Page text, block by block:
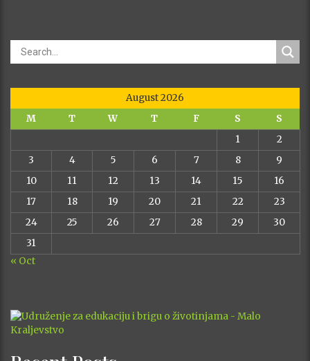
August 2026
M
T W T F S
S
1
2
3
4 5 6 7 8
9
10
11 12 13 14 15
16
17
18 19 20 21 22
23
24
25 26 27 28 29
30
31
« Oct